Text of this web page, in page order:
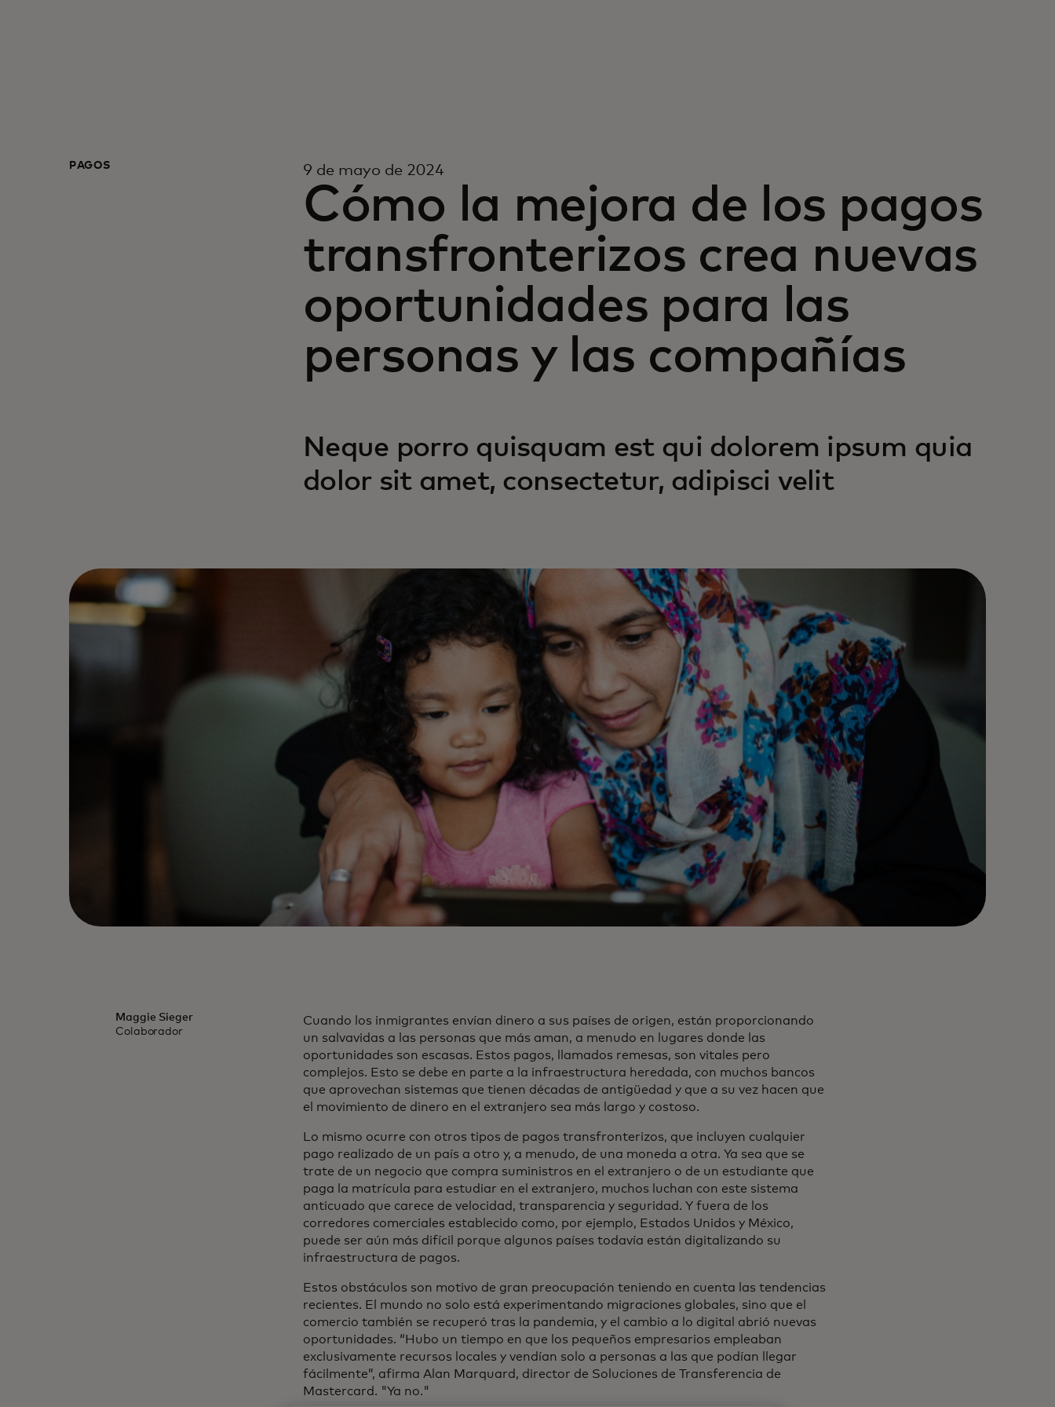
PAGOS 9 de mayo de 2024
Cómo la mejora de los pagos
transfronterizos crea nuevas
oportunidades para las
personas y las compañías
Neque porro quisquam est qui dolorem ipsum quia
dolor sit amet, consectetur, adipisci velit
Maggie Sieger
Colaborador
Cuando los inmigrantes envían dinero a sus países de origen, están proporcionando
un salvavidas a las personas que más aman, a menudo en lugares donde las
oportunidades son escasas. Estos pagos, llamados remesas, son vitales pero
complejos. Esto se debe en parte a la infraestructura heredada, con muchos bancos
que aprovechan sistemas que tienen décadas de antigüedad y que a su vez hacen que
el movimiento de dinero en el extranjero sea más largo y costoso.
Lo mismo ocurre con otros tipos de pagos transfronterizos, que incluyen cualquier
pago realizado de un país a otro y, a menudo, de una moneda a otra. Ya sea que se
trate de un negocio que compra suministros en el extranjero o de un estudiante que
paga la matrícula para estudiar en el extranjero, muchos luchan con este sistema
anticuado que carece de velocidad, transparencia y seguridad. Y fuera de los
corredores comerciales establecido como, por ejemplo, Estados Unidos y México,
puede ser aún más difícil porque algunos países todavía están digitalizando su
infraestructura de pagos.
Estos obstáculos son motivo de gran preocupación teniendo en cuenta las tendencias
recientes. El mundo no solo está experimentando migraciones globales, sino que el
comercio también se recuperó tras la pandemia, y el cambio a lo digital abrió nuevas
oportunidades. “Hubo un tiempo en que los pequeños empresarios empleaban
exclusivamente recursos locales y vendían solo a personas a las que podían llegar
fácilmente”, afirma Alan Marquard, director de Soluciones de Transferencia de
Mastercard. "Ya no."